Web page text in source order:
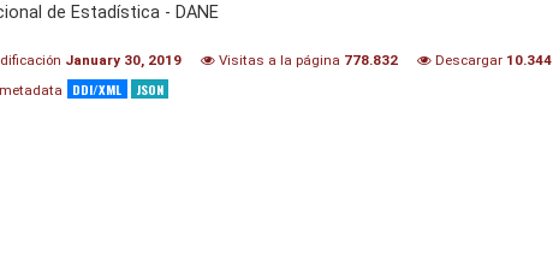
de Estadística - DANE
January 30, 2019 Visitas a la página 778.832 Descargar 10.344
metadata DDI/XML JSON